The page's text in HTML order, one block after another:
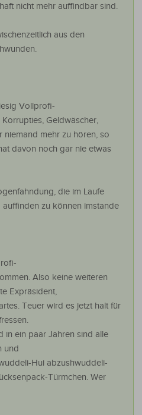
nicht mehr auffindbar sind.
aus den
Vollprofi-
Geldwäscher,
niemand mehr zu hören, so
davon noch gar nie etwas
die im Laufe
zu können imstande
Also keine weiteren
Expräsident,
Teuer wird es jetzt halt für
in ein paar Jahren sind alle
und
Hui abzushwuddeli-
Türmchen. Wer